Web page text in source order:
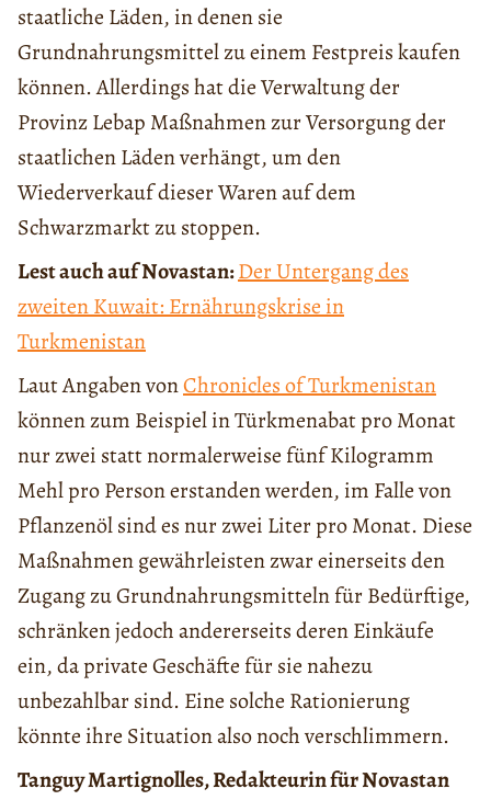
staatliche Läden, in denen sie
Grundnahrungsmittel zu einem Festpreis kaufen
können. Allerdings hat die Verwaltung der
Provinz Lebap Maßnahmen zur Versorgung der
staatlichen Läden verhängt, um den
Wiederverkauf dieser Waren auf dem
Schwarzmarkt zu stoppen.
Lest auch auf Novastan:Der Untergang des
zweiten Kuwait: Ernährungskrise in
Turkmenistan
Laut Angaben vonChronicles of Turkmenistan
können zum Beispiel in Türkmenabat pro Monat
nur zwei statt normalerweise fünf Kilogramm
Mehl pro Person erstanden werden, im Falle von
Pflanzenöl sind es nur zwei Liter pro Monat. Diese
Maßnahmen gewährleisten zwar einerseits den
Zugang zu Grundnahrungsmitteln für Bedürftige,
schränken jedoch andererseits deren Einkäufe
ein, da private Geschäfte für sie nahezu
unbezahlbar sind. Eine solche Rationierung
könnte ihre Situation also noch verschlimmern.
Tanguy Martignolles, Redakteurin für Novastan